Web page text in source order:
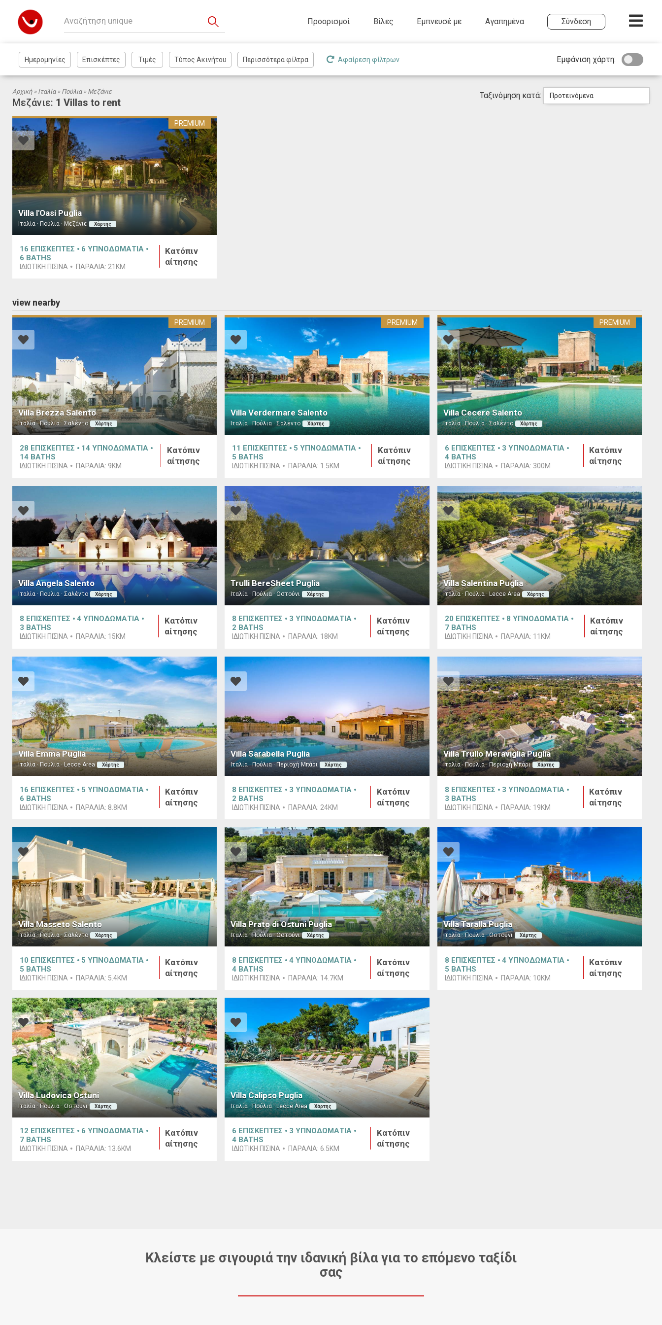
Προορισμοί Βίλες Εμπνευσέ με Αγαπημένα Σύνδεση
Αφαίρεση φίλτρων Εμφάνιση χάρτη:
Αρχική » Ιταλία» Πούλια» Μεζάνιε
Μεζάνιε: 1 Villas to rent
Ταξινόμηση κατά: Προτεινόμενα
Villa l'Oasi Puglia
Ιταλία · Πούλια · Μεζάνιε Χάρτης
PREMIUM
16 ΕΠΙΣΚΕΠΤΕΣ 6 ΥΠΝΟΔΩΜΑΤΙΑ
6 BATHS
ΙΔΙΩΤΙΚΗ ΠΙΣΙΝΑ ΠΑΡΑΛΙΑ: 21KM
Κατόπιν
αίτησης
view nearby
Villa Brezza Salento
Ιταλία · Πούλια · Σαλέντο Χάρτης
PREMIUM
28 ΕΠΙΣΚΕΠΤΕΣ 14 ΥΠΝΟΔΩΜΑΤΙΑ
14 BATHS
ΙΔΙΩΤΙΚΉ ΠΙΣΊΝΑ ΠΑΡΑΛΊΑ: 9KM
Κατόπιν
αίτησης
Villa Verdermare Salento
Ιταλία · Πούλια · Σαλέντο Χάρτης
PREMIUM
11 ΕΠΙΣΚΕΠΤΕΣ 5ΥΠΝΟΔΩΜΑΤΙΑ
5 BATHS
ΙΔΙΩΤΙΚΉ ΠΙΣΊΝΑ ΠΑΡΑΛΊΑ: 1.5KM
Κατόπιν
αίτησης
Villa Cecere Salento
Ιταλία · Πούλια · Σαλέντο Χάρτης
PREMIUM
6 ΕΠΙΣΚΕΠΤΕΣ 3 ΥΠΝΟΔΩΜΑΤΙΑ
4 BATHS
ΙΔΙΩΤΙΚΉ ΠΙΣΊΝΑ ΠΑΡΑΛΊΑ: 300M
Κατόπιν
αίτησης
Villa Angela Salento
Ιταλία · Πούλια · Σαλέντο Χάρτης
8 ΕΠΙΣΚΕΠΤΕΣ 4 ΥΠΝΟΔΩΜΑΤΙΑ
3 BATHS
ΙΔΙΩΤΙΚΉ ΠΙΣΊΝΑ ΠΑΡΑΛΊΑ: 15KM
Κατόπιν
αίτησης
Trulli BereSheet Puglia
Ιταλία · Πούλια · Οστούνι Χάρτης
8 ΕΠΙΣΚΕΠΤΕΣ 3ΥΠΝΟΔΩΜΑΤΙΑ
2 BATHS
ΙΔΙΩΤΙΚΉ ΠΙΣΊΝΑ ΠΑΡΑΛΊΑ: 18KM
Κατόπιν
αίτησης
Villa Salentina Puglia
Ιταλία · Πούλια · Lecce Area Χάρτης
20 ΕΠΙΣΚΕΠΤΕΣ 8 ΥΠΝΟΔΩΜΑΤΙΑ
7 BATHS
ΙΔΙΩΤΙΚΉ ΠΙΣΊΝΑ ΠΑΡΑΛΊΑ: 11KM
Κατόπιν
αίτησης
Villa Emma Puglia
Ιταλία · Πούλια · Lecce Area Χάρτης
16 ΕΠΙΣΚΕΠΤΕΣ 5 ΥΠΝΟΔΩΜΑΤΙΑ
6 BATHS
ΙΔΙΩΤΙΚΉ ΠΙΣΊΝΑ ΠΑΡΑΛΊΑ: 8.8KM
Κατόπιν
αίτησης
Villa Sarabella Puglia
Ιταλία · Πούλια · Περιοχή Μπάρι Χάρτης
8 ΕΠΙΣΚΕΠΤΕΣ 3ΥΠΝΟΔΩΜΑΤΙΑ
2 BATHS
ΙΔΙΩΤΙΚΉ ΠΙΣΊΝΑ ΠΑΡΑΛΊΑ: 24KM
Κατόπιν
αίτησης
Villa Trullo Meraviglia Puglia
Ιταλία · Πούλια · Περιοχή Μπάρι Χάρτης
8 ΕΠΙΣΚΕΠΤΕΣ 3 ΥΠΝΟΔΩΜΑΤΙΑ
3 BATHS
ΙΔΙΩΤΙΚΉ ΠΙΣΊΝΑ ΠΑΡΑΛΊΑ: 19KM
Κατόπιν
αίτησης
Villa Masseto Salento
Ιταλία · Πούλια · Σαλέντο Χάρτης
10 ΕΠΙΣΚΕΠΤΕΣ 5 ΥΠΝΟΔΩΜΑΤΙΑ
5 BATHS
ΙΔΙΩΤΙΚΉ ΠΙΣΊΝΑ ΠΑΡΑΛΊΑ: 5.4KM
Κατόπιν
αίτησης
Villa Prato di Ostuni Puglia
Ιταλία · Πούλια · Οστούνι Χάρτης
8 ΕΠΙΣΚΕΠΤΕΣ 4ΥΠΝΟΔΩΜΑΤΙΑ
4 BATHS
ΙΔΙΩΤΙΚΉ ΠΙΣΊΝΑ ΠΑΡΑΛΊΑ: 14.7KM
Κατόπιν
αίτησης
Villa Taralla Puglia
Ιταλία · Πούλια · Οστούνι Χάρτης
8 ΕΠΙΣΚΕΠΤΕΣ 4 ΥΠΝΟΔΩΜΑΤΙΑ
5 BATHS
ΙΔΙΩΤΙΚΉ ΠΙΣΊΝΑ ΠΑΡΑΛΊΑ: 10KM
Κατόπιν
αίτησης
Villa Ludovica Ostuni
Ιταλία · Πούλια · Οστούνι Χάρτης
12 ΕΠΙΣΚΕΠΤΕΣ 6 ΥΠΝΟΔΩΜΑΤΙΑ
7 BATHS
ΙΔΙΩΤΙΚΉ ΠΙΣΊΝΑ ΠΑΡΑΛΊΑ: 13.6KM
Κατόπιν
αίτησης
Villa Calipso Puglia
Ιταλία · Πούλια · Lecce Area Χάρτης
6 ΕΠΙΣΚΕΠΤΕΣ 3ΥΠΝΟΔΩΜΑΤΙΑ
4 BATHS
ΙΔΙΩΤΙΚΉ ΠΙΣΊΝΑ ΠΑΡΑΛΊΑ:6.5KM
Κατόπιν
αίτησης
Κλείστε με σιγουριά την ιδανική βίλα για το επόμενο ταξίδι
σας